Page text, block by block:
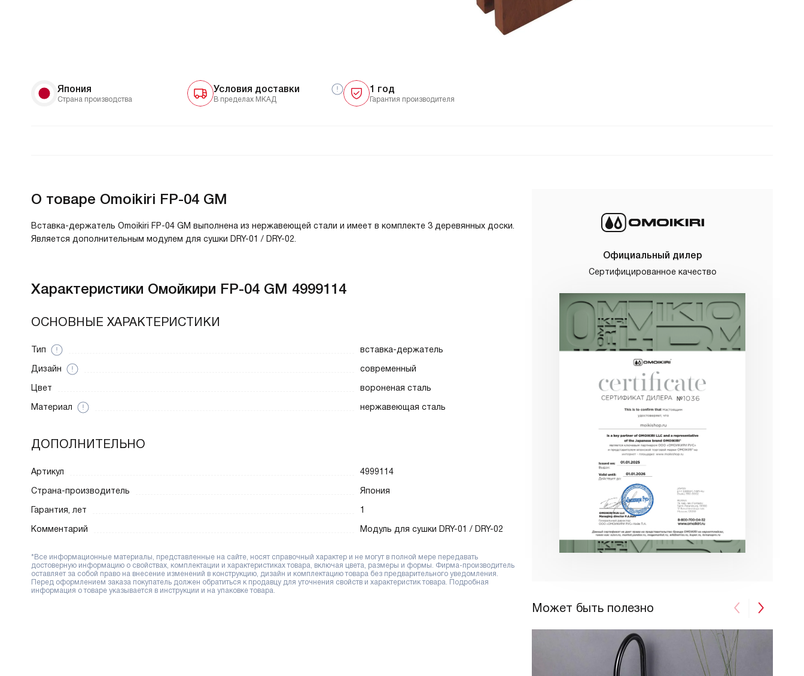
Условия доставки
В пределах МКАД
1 год
Гарантия производителя
Япония
Страна производства
Официальный дилер
Сертифицированное качество
Может быть полезно
О товаре Omoikiri FP-04 GM
Вставка-держатель Omoikiri FP-04 GM выполнена из нержавеющей стали и имеет в комплекте 3 деревянных доски.
Является дополнительным модулем для сушки DRY-01 / DRY-02.
Характеристики Омойкири FP-04 GM 4999114
ОСНОВНЫЕ ХАРАКТЕРИСТИКИ
Тип
вставка-держатель
Дизайн
современный
Цвет
вороненая сталь
Материал
нержавеющая сталь
ДОПОЛНИТЕЛЬНО
Артикул
4999114
Страна-производитель
Япония
Гарантия, лет
1
Комментарий
Модуль для сушки DRY-01 / DRY-02
*Все информационные материалы, представленные на сайте, носят справочный характер и не могут в полной мере передавать
достоверную информацию о свойствах, комплектации и характеристиках товара, включая цвета, размеры и формы. Фирма-производитель
оставляет за собой право на внесение изменений в конструкцию, дизайн и комплектацию товара без предварительного уведомления.
Перед оформлением заказа покупатель должен обратиться к продавцу для уточнения свойств и характеристик товара. Подробная
информация о товаре указывается в инструкции и на упаковке товара.